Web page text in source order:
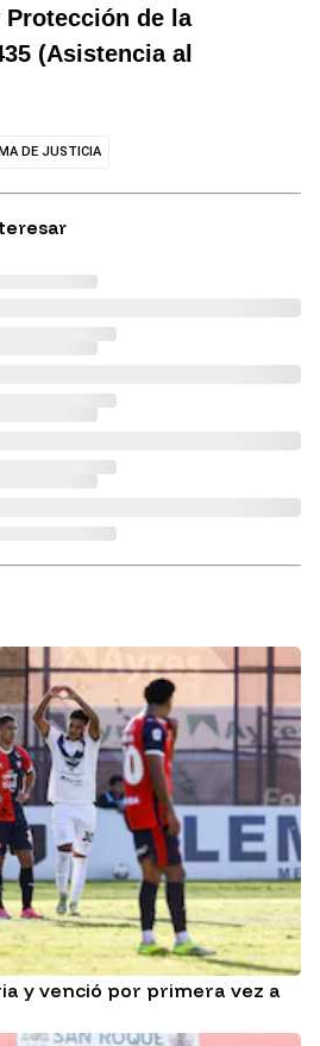
de la
(Asistencia al
DE JUSTICIA
y venció por primera vez a